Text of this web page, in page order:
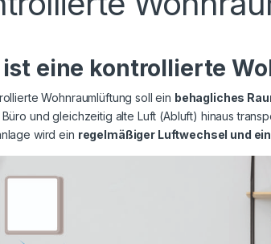
ist eine kontrollierte
Wohnraumlüftung soll ein behagliches
und gleichzeitig alte Luft (Abluft) hinaus
wird ein regelmäßiger Luftwechsel und